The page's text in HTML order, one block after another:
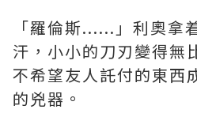
「羅倫斯......」利奧拿
汗，小小的刀刃變得無
不希望友人託付的東西
的兇器。